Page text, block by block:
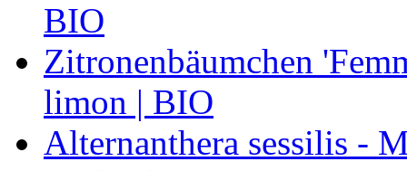
BIO
Zitronenbäumchen
limon | BIO
Alternanthera sessilis -